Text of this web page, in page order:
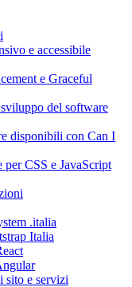
e accessibile
e Graceful
del software
disponibili con Can I
per CSS e JavaScript
.italia
Italia
sito e servizi